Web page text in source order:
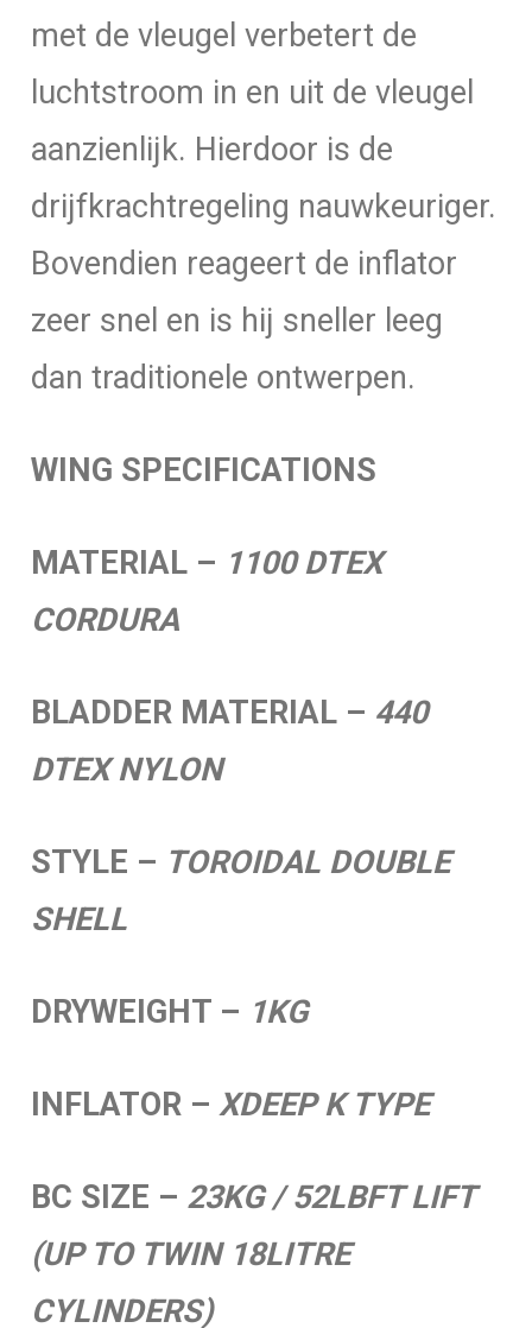
met de vleugel verbetert de
luchtstroom in en uit de vleugel
aanzienlijk. Hierdoor is de
drijfkrachtregeling nauwkeuriger.
Bovendien reageert de inflator
zeer snel en is hij sneller leeg
dan traditionele ontwerpen.
WING SPECIFICATIONS
MATERIAL – 1100 DTEX
CORDURA
BLADDER MATERIAL – 440
DTEX NYLON
STYLE – TOROIDAL DOUBLE
SHELL
DRYWEIGHT – 1KG
INFLATOR – XDEEP K TYPE
BC SIZE – 23KG / 52LBFT LIFT
(UP TO TWIN 18LITRE
CYLINDERS)